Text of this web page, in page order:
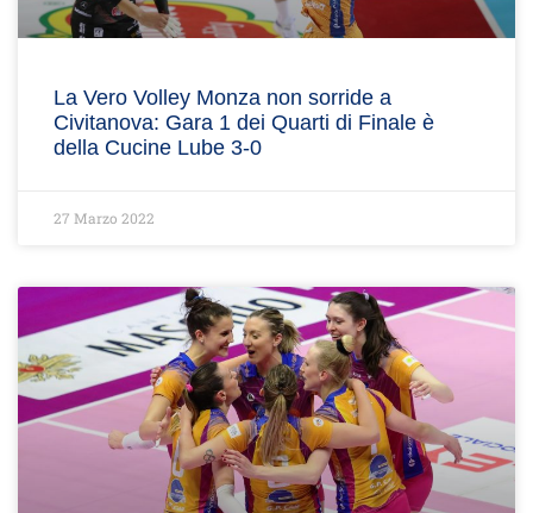
La Vero Volley Monza non sorride a
Civitanova: Gara 1 dei Quarti di Finale è
della Cucine Lube 3-0
27 Marzo 2022